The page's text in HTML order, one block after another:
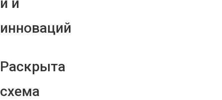
инноваций
Раскрыта
схема